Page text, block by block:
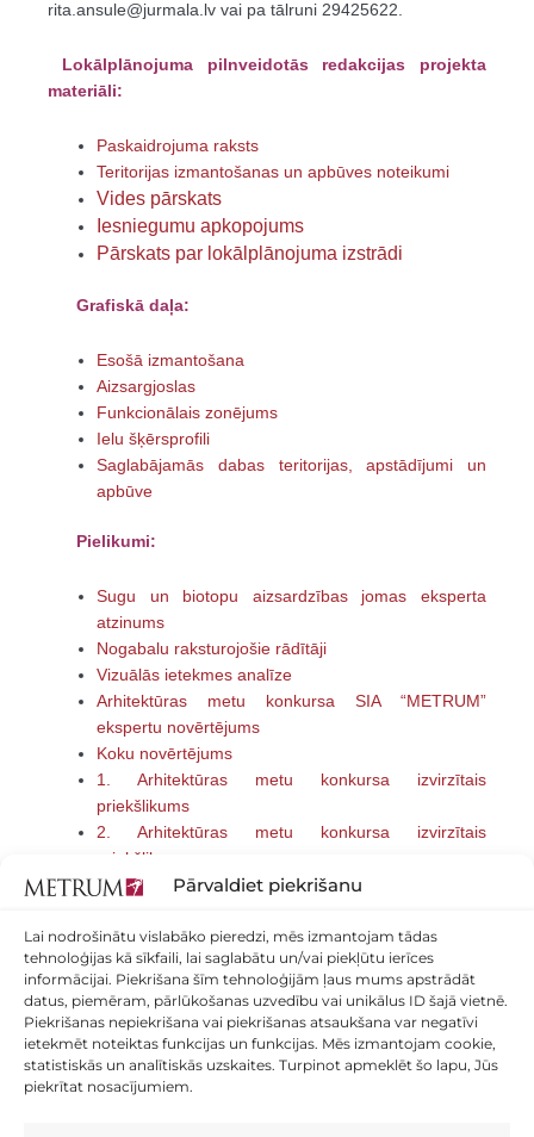
Pārvaldiet piekrišanu
Lai nodrošinātu vislabāko pieredzi, mēs izmantojam tādas
tehnoloģijas kā sīkfaili, lai saglabātu un/vai piekļūtu ierīces
informācijai. Piekrišana šīm tehnoloģijām ļaus mums apstrādāt
datus, piemēram, pārlūkošanas uzvedību vai unikālus ID šajā vietnē.
Piekrišanas nepiekrišana vai piekrišanas atsaukšana var negatīvi
ietekmēt noteiktas funkcijas un funkcijas. Mēs izmantojam cookie,
statistiskās un analītiskās uzskaites. Turpinot apmeklēt šo lapu, Jūs
piekrītat nosacījumiem.
rita.ansule@jurmala.lv vai pa tālruni 29425622.
Lokālplānojuma pilnveidotās redakcijas projekta
materiāli:
Paskaidrojuma raksts
Teritorijas izmantošanas un apbūves noteikumi
Vides pārskats
Iesniegumu apkopojums
Pārskats par lokālplānojuma izstrādi
Grafiskā daļa:
Esošā izmantošana
Aizsargjoslas
Funkcionālais zonējums
Ielu šķērsprofili
Saglabājamās dabas teritorijas, apstādījumi un
apbūve
Pielikumi:
Sugu un biotopu aizsardzības jomas eksperta
atzinums
Nogabalu raksturojošie rādītāji
Vizuālās ietekmes analīze
Arhitektūras metu konkursa SIA “METRUM”
ekspertu novērtējums
Koku novērtējums
1. Arhitektūras metu konkursa izvirzītais
priekšlikums
2. Arhitektūras metu konkursa izvirzītais
priekšlikums
3. Arhitektūras metu konkursa izvirzītais
4. Arhitektūras metu konkursa izvirzītais
priekšlikums
Tehniskā inventarizācija